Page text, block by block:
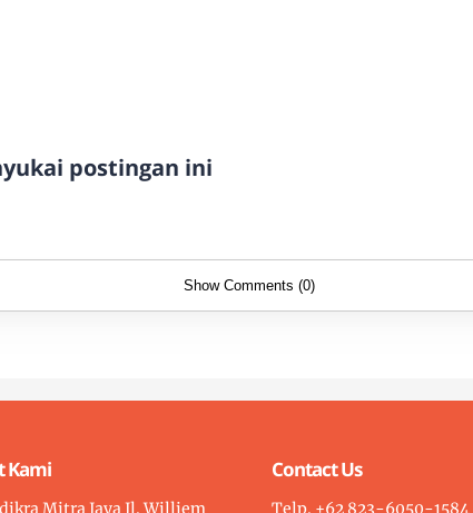
postingan ini
Show Comments (0)
Kami
Mitra Jaya Jl. Williem
Contact Us
Telp. +62 823-6050-1584